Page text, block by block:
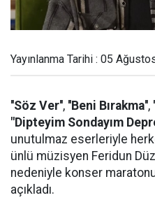
Yayınlanma Tarihi : 05
''Söz Ver'', ''Beni Bırakma'',
"Dipteyim Sondayım
unutulmaz eserleriyle
ünlü müzisyen Feridun
nedeniyle konser
açıkladı.